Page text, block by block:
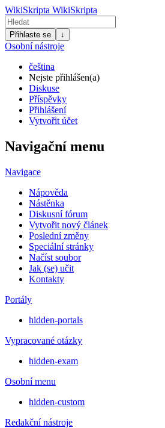
WikiSkripta WikiSkripta
Přihlaste se ↓
Osobní nástroje
čeština
Nejste přihlášen(a)
Diskuse
Příspěvky
Přihlášení
Vytvořit účet
Navigační menu
Navigace
Nápověda
Nástěnka
Diskusní fórum
Vytvořit nový článek
Poslední změny
Speciální stránky
Načíst soubor
Jak (se) učit
Kontakty
Portály
hidden-portals
Vypracované otázky
hidden-exam
Osobní menu
hidden-custom
Redakční nástroje